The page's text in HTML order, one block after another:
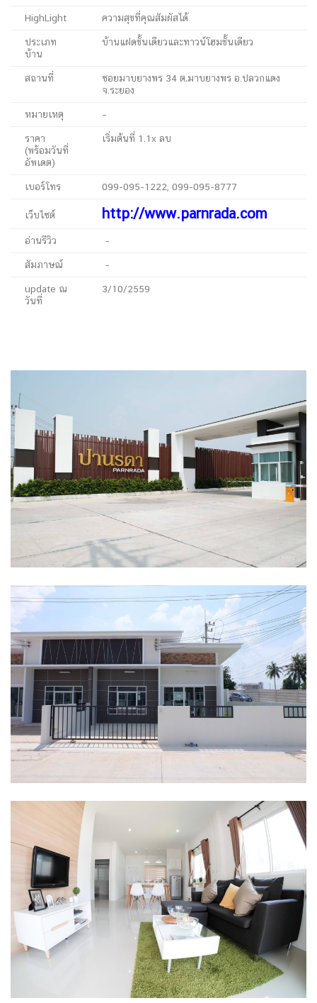
HighLight ความสุขที่คุณสัมผัสได้
ประเภท
บ้าน
บ้านแฝดชั้นเดียวและทาวน์โฮมชั้นเดียว
สถานที่ ซอยมาบยางพร 34 ต.มาบยางพร อ.ปลวกแดง
จ.ระยอง
หมายเหตุ –
ราคา
(พร้อมวันที่
อัพเดต)
เริ่มต้นที่ 1.1x ลบ
เบอร์โทร 099-095-1222, 099-095-8777
เว็บไซต์ http://www.parnrada.com
อ่านรีวิว –
สัมภาษณ์ –
update ณ
วันที่
3/10/2559